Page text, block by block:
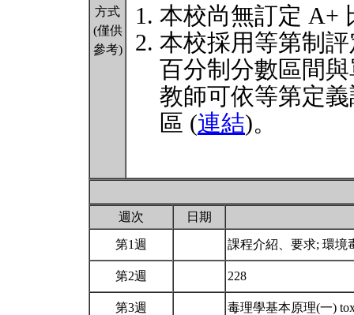
方式
(僅供
參考)
本校尚無訂定 A+
本校採用等第制
百分制分數區間
教師可依等第定
區 (連結)。
週次 日期
第1週 課程介紹、要求; 環境
第2週 228
第3週 毒理學基本原理(一)